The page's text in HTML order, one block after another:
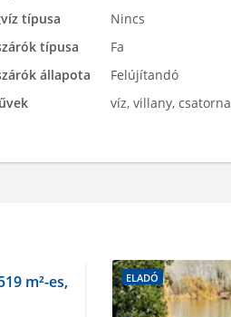
típusa
Nincs
típusa
Fa
állapota
Felújítandó
víz, villany, csatorna
m²-es,
ELADÓ